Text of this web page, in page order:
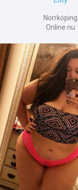
Norrköping
Online nu